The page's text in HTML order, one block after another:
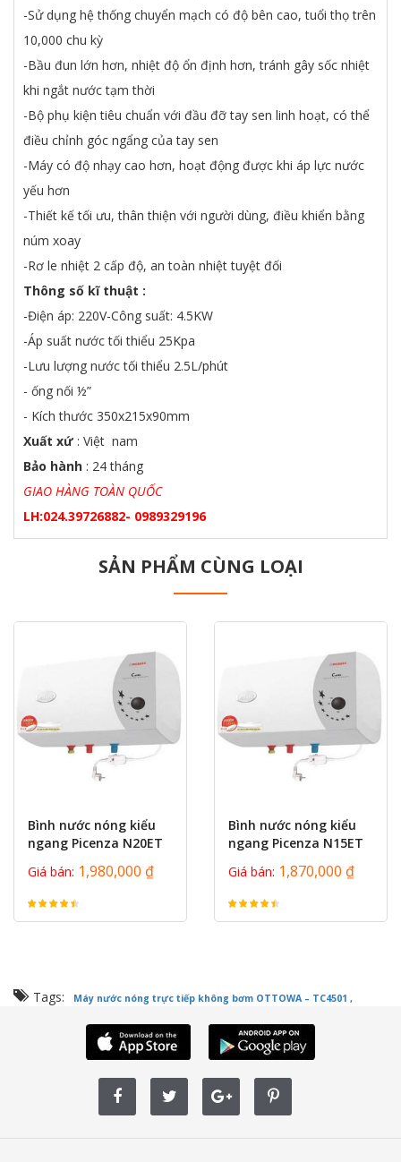
-Sử dụng hệ thống chuyển mạch có độ bên cao, tuổi thọ trên
10,000 chu kỳ
-Bầu đun lớn hơn, nhiệt độ ổn định hơn, tránh gây sốc nhiệt
khi ngắt nước tạm thời
-Bộ phụ kiện tiêu chuẩn với đầu đỡ tay sen linh hoạt, có thể
điều chỉnh góc ngẩng của tay sen
-Máy có độ nhạy cao hơn, hoạt động được khi áp lực nước
yếu hơn
-Thiết kế tối ưu, thân thiện với người dùng, điều khiển bằng
núm xoay
-Rơ le nhiệt 2 cấp độ, an toàn nhiệt tuyệt đối
Thông số kĩ thuật :
-Điện áp: 220V-Công suất: 4.5KW
-Áp suất nước tối thiểu 25Kpa
-Lưu lượng nước tối thiểu 2.5L/phút
- ống nối ½”
- Kích thước 350x215x90mm
Xuất xứ: Việt nam
Bảo hành : 24 tháng
GIAO HÀNG TOÀN QUỐC
LH:024.39726882- 0989329196
SẢN PHẨM CÙNG LOẠI
Bình nước nóng kiểu
ngang Picenza N20ET
Giá bán: 1,980,000 ₫
Bình nước nóng kiểu
ngang Picenza N15ET
Giá bán: 1,870,000 ₫
Tags: Máy nước nóng trực tiếp không bơm OTTOWA – TC4501 ,